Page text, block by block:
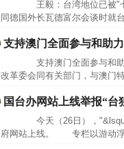
王毅：台湾地位已被"
同德国外长瓦德富尔会谈时
支持澳门全面参与和助
支持澳门全面参与和助
改革委会同有关部门，与澳门
国台办网站上线举报“台
今天（26日），
府网站上线。 专栏以游动浮